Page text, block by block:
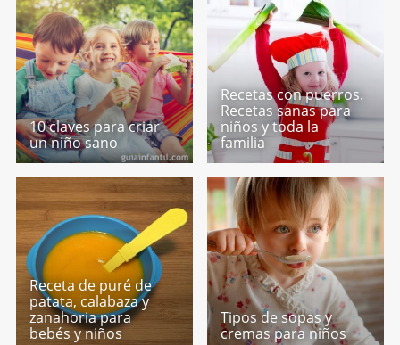
10 claves para criar
un niño sano
Recetas con puerros.
Recetas sanas para
niños y toda la
familia
Receta de puré de
patata, calabaza y
zanahoria para
bebés y niños
Tipos de sopas y
cremas para niños